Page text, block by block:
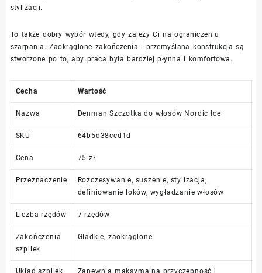
stylizacji.
To także dobry wybór wtedy, gdy zależy Ci na ograniczeniu
szarpania. Zaokrąglone zakończenia i przemyślana konstrukcja są
stworzone po to, aby praca była bardziej płynna i komfortowa.
Cecha Wartość
Nazwa Denman Szczotka do włosów Nordic Ice
SKU 64b5d38ccd1d
Cena 75 zł
Przeznaczenie
Rozczesywanie, suszenie, stylizacja,
definiowanie loków, wygładzanie włosów
Liczba rzędów 7 rzędów
Zakończenia
szpilek
Gładkie, zaokrąglone
Układ szpilek
Zapewnia maksymalną przyczepność i